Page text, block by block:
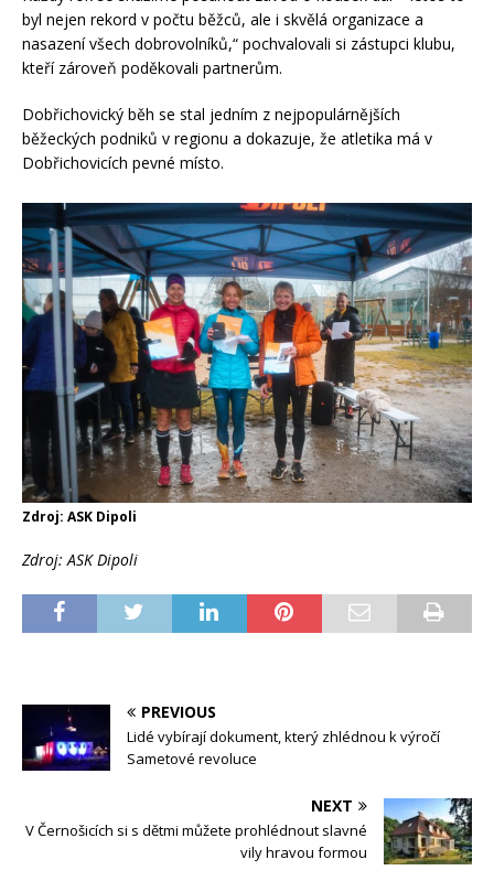
byl nejen rekord v počtu běžců, ale i skvělá organizace a
nasazení všech dobrovolníků,“ pochvalovali si zástupci klubu,
kteří zároveň poděkovali partnerům.
Dobřichovický běh se stal jedním z nejpopulárnějších
běžeckých podniků v regionu a dokazuje, že atletika má v
Dobřichovicích pevné místo.
Zdroj: ASK Dipoli
Zdroj: ASK Dipoli
PREVIOUS
Lidé vybírají dokument, který zhlédnou k výročí
Sametové revoluce
NEXT
V Černošicích si s dětmi můžete prohlédnout slavné
vily hravou formou